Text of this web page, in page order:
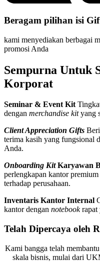
Beragam pilihan isi
kami menyediakan berbagai
promosi Anda
Sempurna Untuk
Korporat
Seminar & Event Kit
dengan merchandise kityang
Client Appreciation Gifts
terima kasih yang fungsional
Anda.
Onboarding KitKaryawan
perlengkapan kantor
terhadap perusahaan.
Inventaris Kantor Internal
kantor dengan notebookrapat
Telah Dipercaya oleh
Kami bangga telah
skala bisnis, mulai dari